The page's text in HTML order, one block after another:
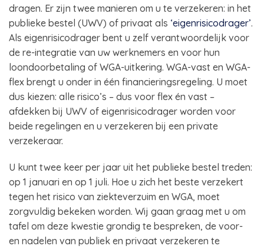
dragen. Er zijn twee manieren om u te verzekeren: in het
publieke bestel (UWV) of privaat als ‘eigenrisicodrager’.
Als eigenrisicodrager bent u zelf verantwoordelijk voor
de re-integratie van uw werknemers en voor hun
loondoorbetaling of WGA-uitkering. WGA-vast en WGA-
flex brengt u onder in één financieringsregeling. U moet
dus kiezen: alle risico’s – dus voor flex én vast –
afdekken bij UWV of eigenrisicodrager worden voor
beide regelingen en u verzekeren bij een private
verzekeraar.
U kunt twee keer per jaar uit het publieke bestel treden:
op 1 januari en op 1 juli. Hoe u zich het beste verzekert
tegen het risico van ziekteverzuim en WGA, moet
zorgvuldig bekeken worden. Wij gaan graag met u om
tafel om deze kwestie grondig te bespreken, de voor-
en nadelen van publiek en privaat verzekeren te